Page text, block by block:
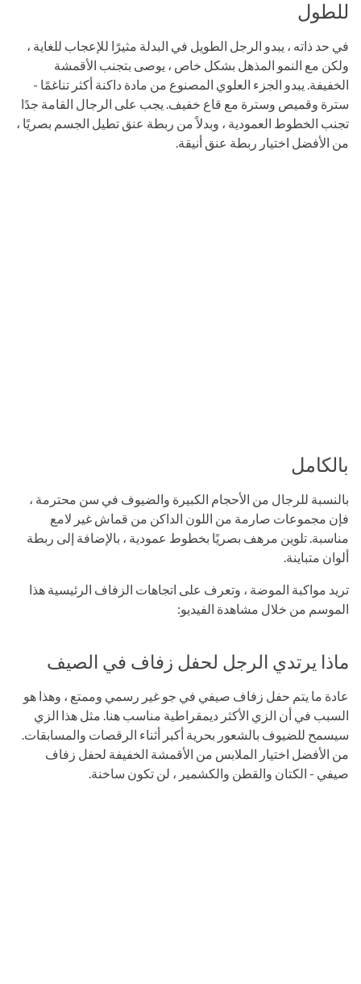
للطول
في حد ذاته ، يبدو الرجل الطويل في البدلة مثيرًا للإعجاب للغاية ،
ولكن مع النمو المذهل بشكل خاص ، يوصى بتجنب الأقمشة
الخفيفة. يبدو الجزء العلوي المصنوع من مادة داكنة أكثر تناغمًا -
سترة وقميص وسترة مع قاع خفيف. يجب على الرجال القامة جدًا
تجنب الخطوط العمودية ، وبدلاً من ربطة عنق تطيل الجسم بصريًا ،
من الأفضل اختيار ربطة عنق أنيقة.
بالكامل
بالنسبة للرجال من الأحجام الكبيرة والضيوف في سن محترمة ،
فإن مجموعات صارمة من اللون الداكن من قماش غير لامع
مناسبة. تلوين مرهف بصريًا بخطوط عمودية ، بالإضافة إلى ربطة
ألوان متباينة.
تريد مواكبة الموضة ، وتعرف على اتجاهات الزفاف الرئيسية هذا
الموسم من خلال مشاهدة الفيديو:
ماذا يرتدي الرجل لحفل زفاف في الصيف
عادة ما يتم حفل زفاف صيفي في جو غير رسمي وممتع ، وهذا هو
السبب في أن الزي الأكثر ديمقراطية مناسب هنا. مثل هذا الزي
سيسمح للضيوف بالشعور بحرية أكبر أثناء الرقصات والمسابقات.
من الأفضل اختيار الملابس من الأقمشة الخفيفة لحفل زفاف
صيفي - الكتان والقطن والكشمير ، لن تكون ساخنة.